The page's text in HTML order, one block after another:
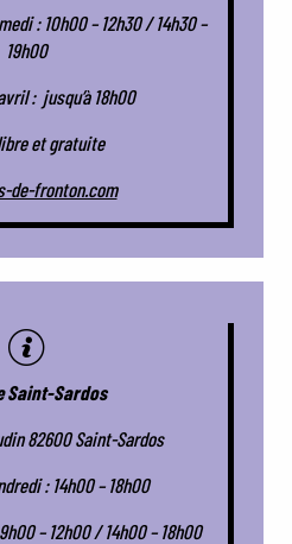
: 10h00 – 12h30 / 14h30 –
19h00
: jusqu’à 18h00
et gratuite
de-fronton.com
Saint-Sardos
82600 Saint-Sardos
: 14h00 – 18h00
– 12h00 / 14h00 – 18h00